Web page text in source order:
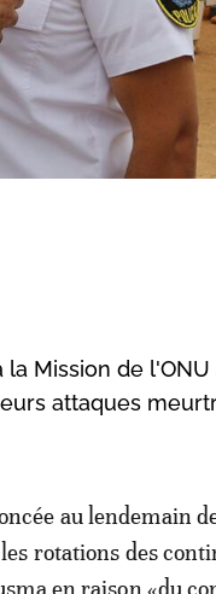
Mission de l'ONU
attaques
au lendemain
rotations des
en raison «du